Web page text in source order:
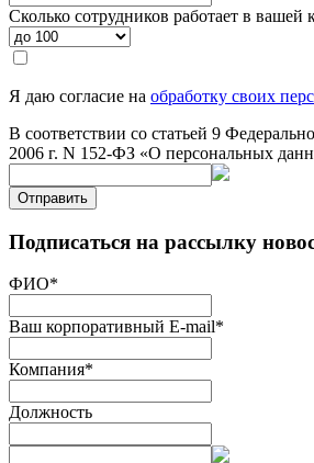
Сколько сотрудников работает в вашей
Я даю согласие на обработку своих
В соответствии со статьей 9
2006 г. N 152-ФЗ «О персональных
Отправить
Подписаться на рассылку
ФИО*
Ваш корпоративный E-mail*
Компания*
Должность